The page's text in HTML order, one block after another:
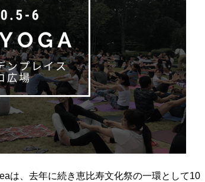
は、去年に続き恵比寿文化祭の一環として10